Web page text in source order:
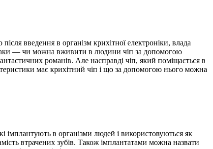
введення в організм крихітної електроніки, влада
таки — чи можна вживити в людини чіп за допомогою
романів. Але насправді чіп, який поміщається в
має крихітний чіп і що за допомогою нього можна
імплантують в організми людей і використовуються як
втрачених зубів. Також імплантатами можна назвати